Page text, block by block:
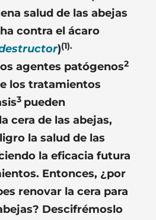
salud de las abejas
contra el ácaro
)(1).
agentes patógenos2
los tratamientos
3 pueden
cera de las abejas,
la salud de las
la eficacia futura
Entonces, ¿por
renovar la cera para
Descifrémoslo